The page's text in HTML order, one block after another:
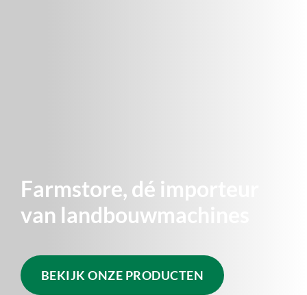
Farmstore, dé importeur
van landbouwmachines
BEKIJK ONZE PRODUCTEN